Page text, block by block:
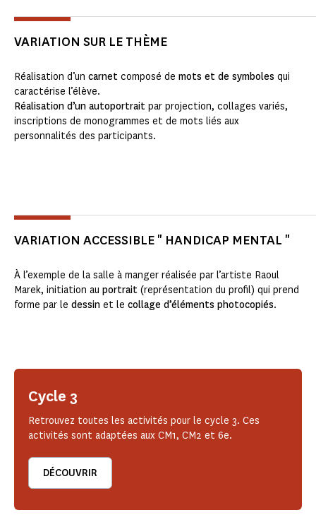
VARIATION SUR LE THÈME
Réalisation d’un carnet composé de mots et de symboles qui
caractérise l’élève.
Réalisation d’un autoportrait par projection, collages variés,
inscriptions de monogrammes et de mots liés aux
personnalités des participants.
VARIATION ACCESSIBLE " HANDICAP MENTAL "
À l’exemple de la salle à manger réalisée par l’artiste Raoul
Marek, initiation au portrait (représentation du profil) qui prend
forme par le dessin et le collage d’éléments photocopiés.
Cycle 3
Retrouvez toutes les activités pour le cycle 3. Ces
activités sont adaptées aux CM1, CM2 et 6e.
DÉCOUVRIR